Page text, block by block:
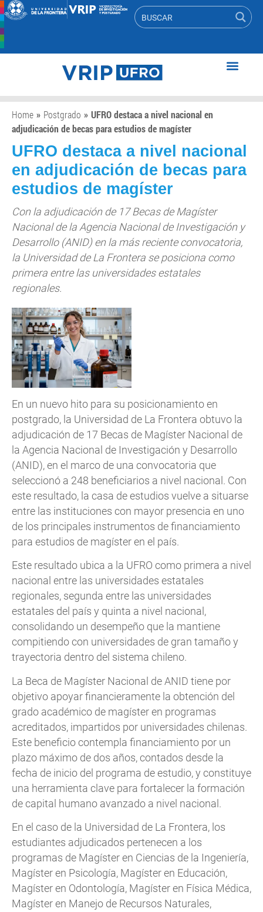
Home » Postgrado » UFRO destaca a nivel nacional en
adjudicación de becas para estudios de magíster
UFRO destaca a nivel nacional
en adjudicación de becas para
estudios de magíster
Con la adjudicación de 17 Becas de Magíster
Nacional de la Agencia Nacional de Investigación y
Desarrollo (ANID) en la más reciente convocatoria,
la Universidad de La Frontera se posiciona como
primera entre las universidades estatales
regionales.
En un nuevo hito para su posicionamiento en
postgrado, la Universidad de La Frontera obtuvo la
adjudicación de 17 Becas de Magíster Nacional de
la Agencia Nacional de Investigación y Desarrollo
(ANID), en el marco de una convocatoria que
seleccionó a 248 beneficiarios a nivel nacional. Con
este resultado, la casa de estudios vuelve a situarse
entre las instituciones con mayor presencia en uno
de los principales instrumentos de financiamiento
para estudios de magíster en el país.
Este resultado ubica a la UFRO como primera a nivel
nacional entre las universidades estatales
regionales, segunda entre las universidades
estatales del país y quinta a nivel nacional,
consolidando un desempeño que la mantiene
compitiendo con universidades de gran tamaño y
trayectoria dentro del sistema chileno.
La Beca de Magíster Nacional de ANID tiene por
objetivo apoyar financieramente la obtención del
grado académico de magíster en programas
acreditados, impartidos por universidades chilenas.
Este beneficio contempla financiamiento por un
plazo máximo de dos años, contados desde la
fecha de inicio del programa de estudio, y constituye
una herramienta clave para fortalecer la formación
de capital humano avanzado a nivel nacional.
En el caso de la Universidad de La Frontera, los
estudiantes adjudicados pertenecen a los
programas de Magíster en Ciencias de la Ingeniería,
Magíster en Psicología, Magíster en Educación,
Magíster en Odontología, Magíster en Física Médica,
Magíster en Manejo de Recursos Naturales,